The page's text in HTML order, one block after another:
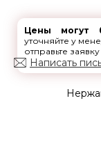
Цены могут
уточняйте у
отправьте
Написать